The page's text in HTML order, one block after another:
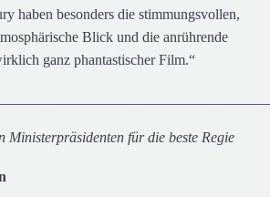
haben besonders die stimmungsvollen,
Blick und die anrührende
ganz phantastischer Film.“
Ministerpräsidenten für die beste Regie